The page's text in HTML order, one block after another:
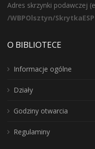
Adres skrzynki podawczej
/WBPOlsztyn/SkrytkaESP
O BIBLIOTECE
Informacje ogólne
Działy
Godziny otwarcia
Regulaminy